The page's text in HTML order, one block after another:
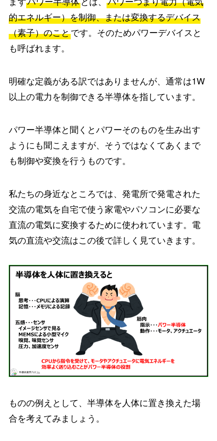
的エネルギー）を制御、または変換するデバイス
（素子）のことです。そのためパワーデバイスと
も呼ばれます。
明確な定義がある訳ではありませんが、通常は1W
以上の電力を制御できる半導体を指しています。
パワー半導体と聞くとパワーそのものを生み出す
ようにも聞こえますが、そうではなくてあくまで
も制御や変換を行うものです。
私たちの身近なところでは、発電所で発電された
交流の電気を自宅で使う家電やパソコンに必要な
直流の電気に変換するために使われています。電
気の直流や交流はこの後で詳しく見ていきます。
ものの例えとして、半導体を人体に置き換えた場
合を考えてみましょう。